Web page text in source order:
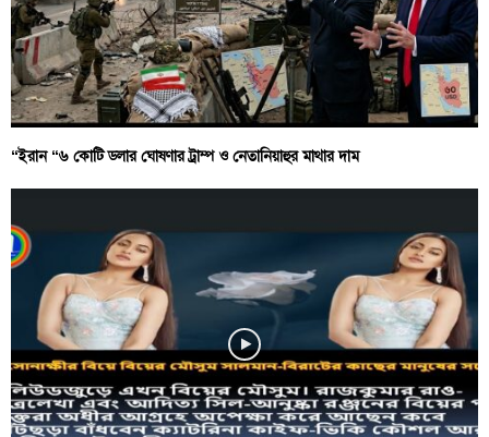
“ইরান “৬ কোটি ডলার ঘোষণার ট্রাম্প ও নেতানিয়াহুর মাথার দাম